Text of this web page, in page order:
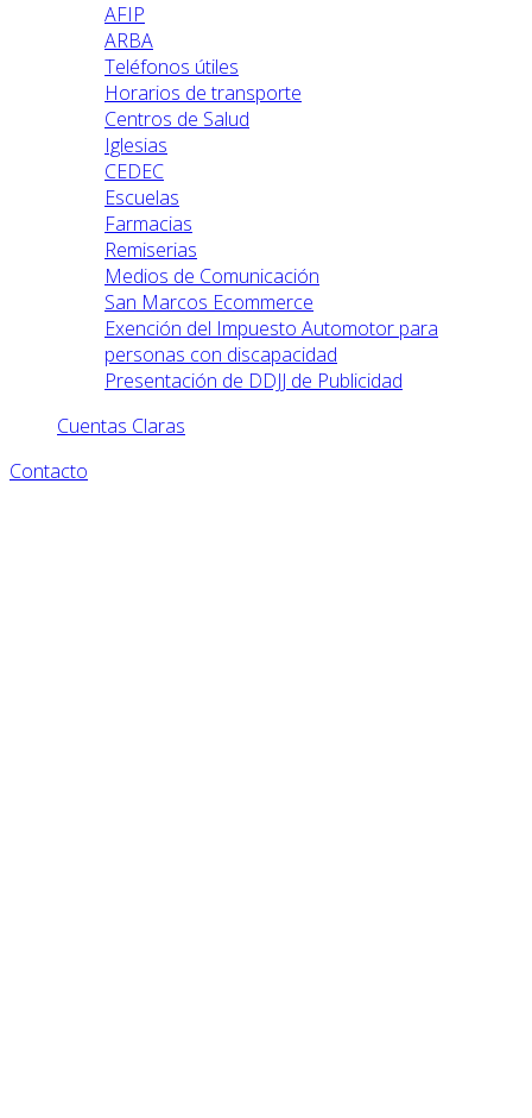
AFIP
ARBA
Teléfonos útiles
Horarios de transporte
Centros de Salud
Iglesias
CEDEC
Escuelas
Farmacias
Remiserias
Medios de Comunicación
San Marcos Ecommerce
Exención del Impuesto Automotor para
personas con discapacidad
Presentación de DDJJ de Publicidad
Cuentas Claras
Contacto